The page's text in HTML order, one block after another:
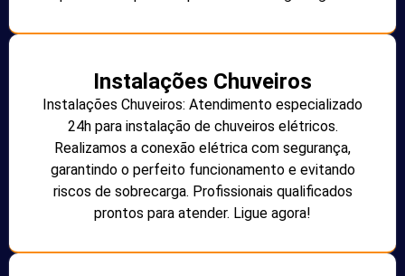
Instalações Chuveiros
Instalações Chuveiros: Atendimento especializado
24h para instalação de chuveiros elétricos.
Realizamos a conexão elétrica com segurança,
garantindo o perfeito funcionamento e evitando
riscos de sobrecarga. Profissionais qualificados
prontos para atender. Ligue agora!